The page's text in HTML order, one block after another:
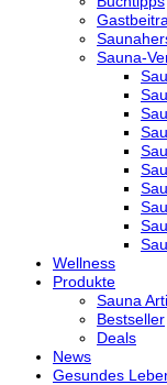
Sauna-
Wellness
Produkte
Sauna
Bestseller
Deals
News
Gesundes